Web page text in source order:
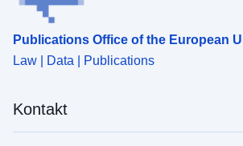
Publications Office of the European
Law | Data | Publications
Kontakt